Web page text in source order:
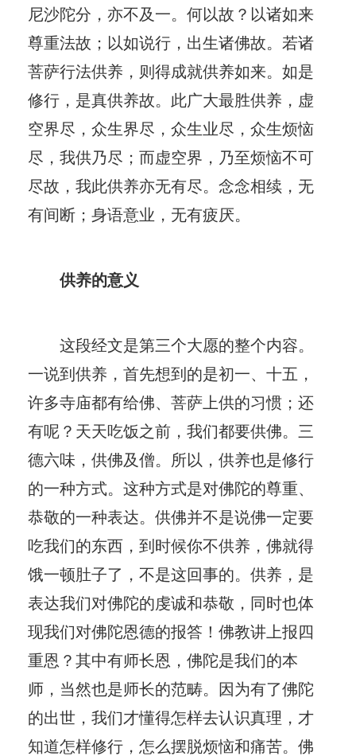
尼沙陀分，亦不及一。何以故？以诸如来
尊重法故；以如说行，出生诸佛故。若诸
菩萨行法供养，则得成就供养如来。如是
修行，是真供养故。此广大最胜供养，虚
空界尽，众生界尽，众生业尽，众生烦恼
尽，我供乃尽；而虚空界，乃至烦恼不可
尽故，我此供养亦无有尽。念念相续，无
有间断；身语意业，无有疲厌。
供养的意义
这段经文是第三个大愿的整个内容。
一说到供养，首先想到的是初一、十五，
许多寺庙都有给佛、菩萨上供的习惯；还
有呢？天天吃饭之前，我们都要供佛。三
德六味，供佛及僧。所以，供养也是修行
的一种方式。这种方式是对佛陀的尊重、
恭敬的一种表达。供佛并不是说佛一定要
吃我们的东西，到时候你不供养，佛就得
饿一顿肚子了，不是这回事的。供养，是
表达我们对佛陀的虔诚和恭敬，同时也体
现我们对佛陀恩德的报答！佛教讲上报四
重恩？其中有师长恩，佛陀是我们的本
师，当然也是师长的范畴。因为有了佛陀
的出世，我们才懂得怎样去认识真理，才
知道怎样修行，怎么摆脱烦恼和痛苦。佛